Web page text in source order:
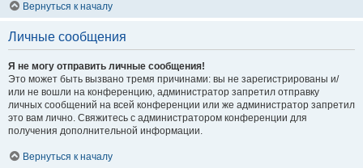
Вернуться к началу
Личные сообщения
Я не могу отправить личные сообщения!
Это может быть вызвано тремя причинами: вы не зарегистрированы и/
или не вошли на конференцию, администратор запретил отправку
личных сообщений на всей конференции или же администратор запретил
это вам лично. Свяжитесь с администратором конференции для
получения дополнительной информации.
Вернуться к началу